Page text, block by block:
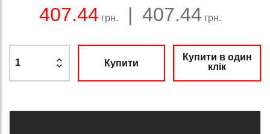
407.44 грн. | 407.44 грн.
Купити
Купити в один
клік